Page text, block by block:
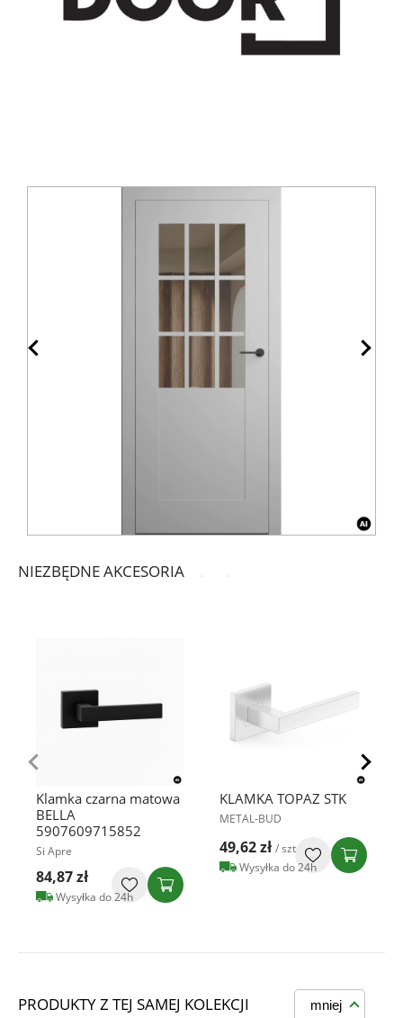
NIEZBĘDNE AKCESORIA
Klamka czarna matowa
BELLA
5907609715852
Si Apre
84,87 zł
Wysyłka do 24h
KLAMKA TOPAZ STK
METAL-BUD
49,62 zł / szt
Wysyłka do 24h
PRODUKTY Z TEJ SAMEJ KOLEKCJI mniej